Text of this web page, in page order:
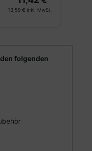
13,59 € inkl. MwSt.
folgenden